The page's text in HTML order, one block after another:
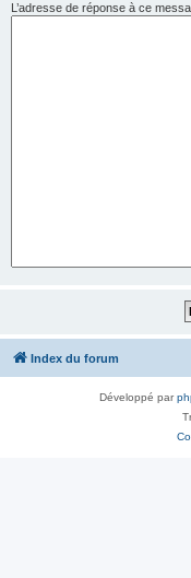
L’adresse de réponse à ce
Index du forum
Développé par